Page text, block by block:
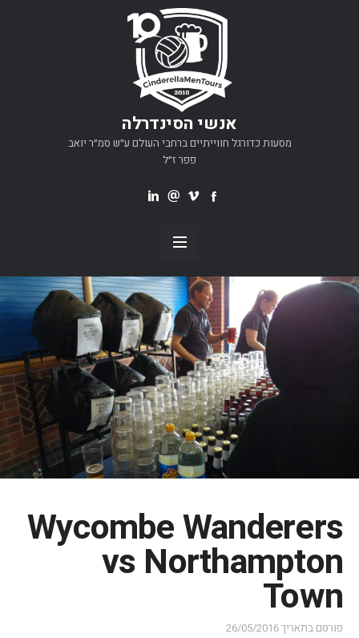
אנשי הסינדרלה
מסעות כדורגל חווייתיים ברחבי העולם ע״ש סמ״ר יואב
פפר ז״ל
Wycombe Wanderers
vs Northampton
Town
פורסם בתאריך26/05/2016